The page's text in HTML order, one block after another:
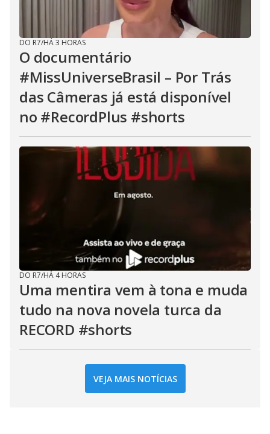
DO R7/HÁ 3 HORAS
O documentário
#MissUniverseBrasil – Por Trás
das Câmeras já está disponível
no #RecordPlus #shorts
DO R7/HÁ 4 HORAS
Uma mentira vem à tona e muda
tudo na nova novela turca da
RECORD #shorts
VEJA MAIS NOTÍCIAS